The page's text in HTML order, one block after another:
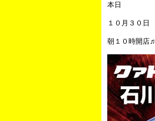
本日
１０月３０日
朝１０時開店♬